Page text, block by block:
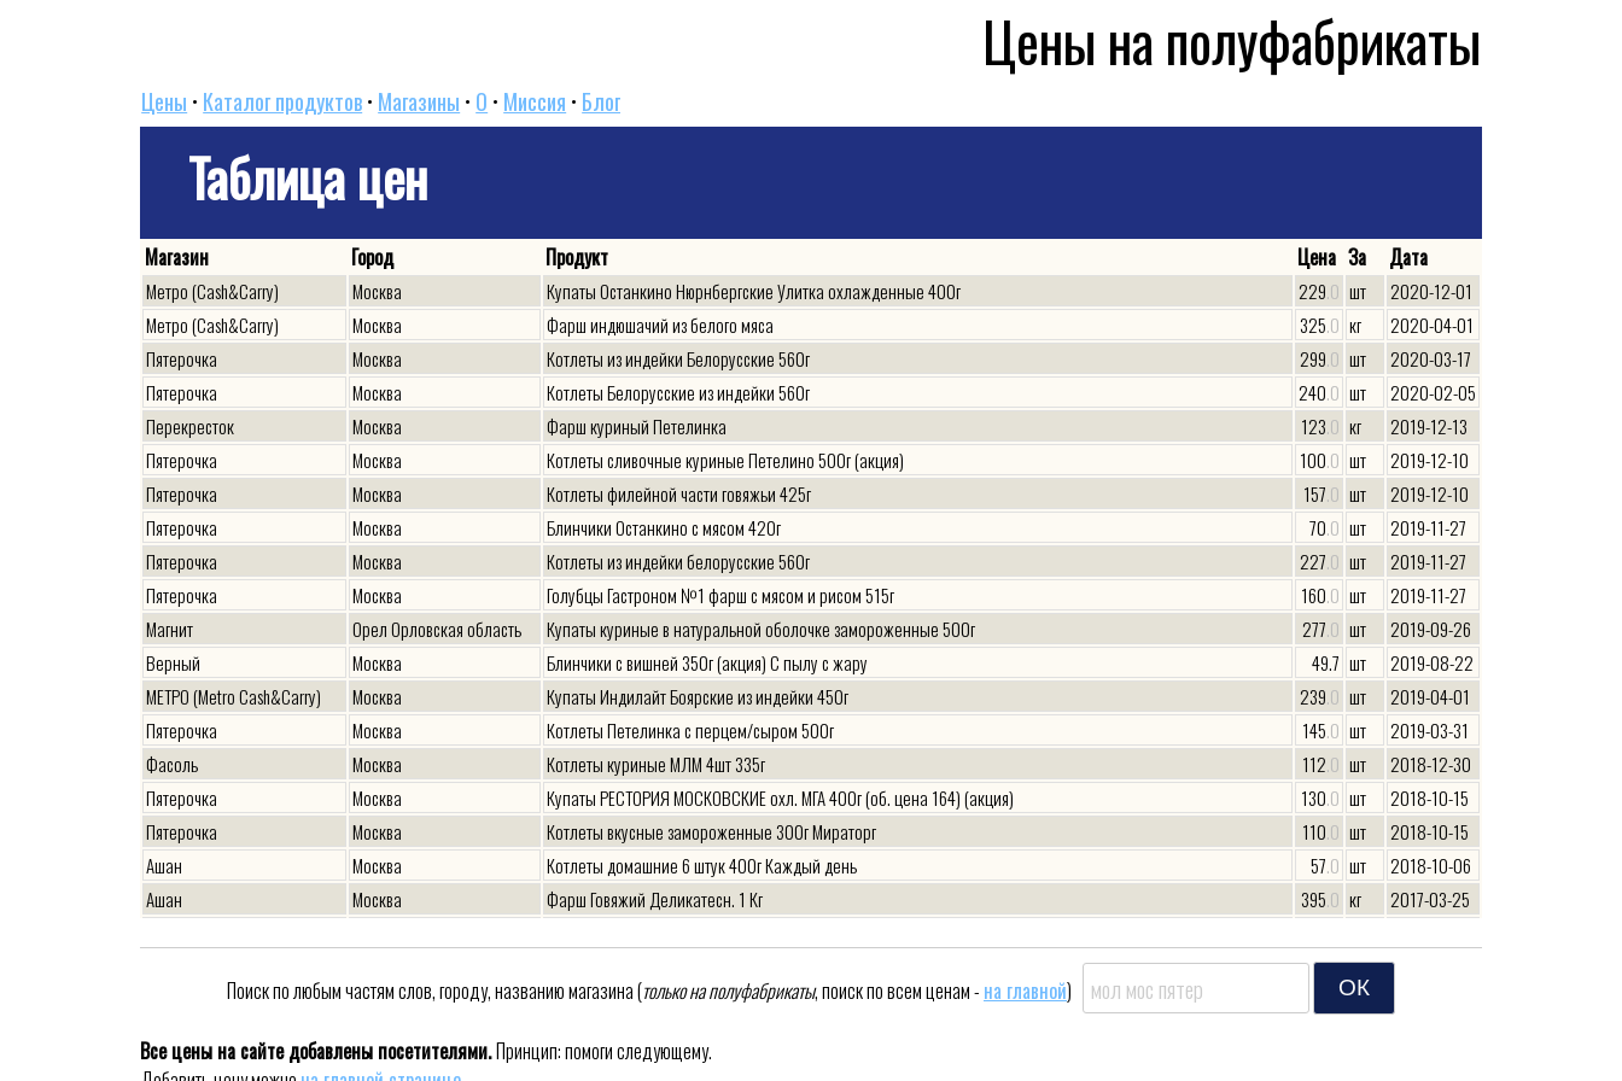
Цены на полуфабрикаты
Цены • Каталог продуктов• Магазины • O • Миссия • Блог
Таблица цен
Магазин Город Продукт Цена За Дата
Метро (Cash&Carry) Москва Купаты Останкино Нюрнбергские Улитка охлажденные 400г 229.0 шт
2020-12-01
Метро (Cash&Carry)
Москва Фарш индюшачий из белого мяса 325.0 кг
2020-04-01
Пятерочка
Москва Котлеты из индейки Белорусские 560г 299.0 шт
2020-03-17
Пятерочка
Москва Котлеты Белорусские из индейки 560г 240.0 шт
2020-02-05
Перекресток
Москва Фарш куриный Петелинка 123.0 кг
2019-12-13
Пятерочка
Москва Котлеты сливочные куриные Петелино 500г (акция) 100.0 шт
2019-12-10
Пятерочка
Москва Котлеты филейной части говяжьи 425г 157.0 шт
2019-12-10
Пятерочка
Москва Блинчики Останкино с мясом 420г 70.0 шт
2019-11-27
Пятерочка
Москва Котлеты из индейки белорусские 560г 227.0 шт
2019-11-27
Пятерочка
Москва Голубцы Гастроном №1 фарш с мясом и рисом 515г 160.0 шт
2019-11-27
Магнит
Орел Орловская область Купаты куриные в натуральной оболочке замороженные 500г 277.0 шт
2019-09-26
Верный
Москва Блинчики с вишней 350г (акция) С пылу с жару 49.7 шт
2019-08-22
МЕТРО (Metro Cash&Carry)
Москва Купаты Индилайт Боярские из индейки 450г 239.0 шт
2019-04-01
Пятерочка
Москва Котлеты Петелинка с перцем/сыром 500г 145.0 шт
2019-03-31
Фасоль
Москва Котлеты куриные МЛМ 4шт 335г 112.0 шт
2018-12-30
Пятерочка
Москва Купаты РЕСТОРИЯ МОСКОВСКИЕ охл. МГА 400г (об. цена 164) (акция) 130.0 шт
2018-10-15
Пятерочка
Москва Котлеты вкусные замороженные 300г Мираторг 110.0 шт
2018-10-15
Ашан
Москва Котлеты домашние 6 штук 400г Каждый день 57.0 шт
2018-10-06
Ашан
Москва Фарш Говяжий Деликатесн. 1 Кг 395.0 кг
2017-03-25
135.0 кг
2017-02-04
Новосибирск Сырники Солнцепек Сибирский Гурман По-домашнему кг
Глобус
Рязань Фарш Индейки
Поиск по любым частям слов, городу, названию магазина (только на полуфабрикаты, поиск по всем ценам - на главной)
Все цены на сайте добавлены посетителями.Принцип: помоги следующему.